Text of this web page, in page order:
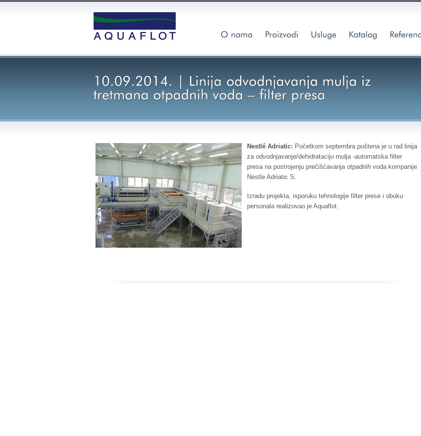
Nestlé Adriatic: Početkom septembra puštena je u rad linija
za odvodnjavanje/dehidrataciju mulja -automatska filter
presa na postrojenju prečišćavanja otpadnih voda kompanije
Nestle Adriatic S.
Izradu projekta, isporuku tehnologije filter prese i obuku
personala realizovao je Aquaflot.